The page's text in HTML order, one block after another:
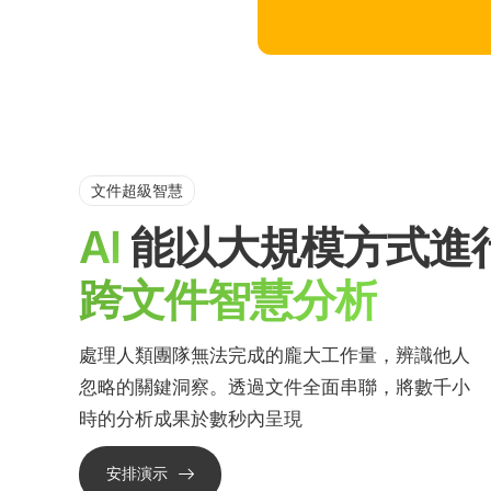
文件超級智慧
AI 能以大規模方式進
跨文件智慧分析
處理人類團隊無法完成的龐大工作量，辨識他人
忽略的關鍵洞察。透過文件全面串聯，將數千小
時的分析成果於數秒內呈現
安排演示